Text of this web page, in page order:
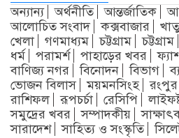
অন্যান্য অর্থনীতি আন্তর্জাতিক
আলোচিত সংবাদ
কক্সবাজার
খেলা
গণমাধ্যম চট্টগ্রাম চট্টগ্রাম
ধর্ম
পরামর্শ পাহাড়ের খবর
বাণিজ্য নগর
বিনোদন বিভাগ
ভোজন বিলাস
ময়মনসিংহ রংপুর
রাশিফল
রূপচর্চা রেসিপি
সমুদ্রের খবর
সম্পাদকীয়
সারাদেশ
সাহিত্য ও সংস্কৃতি